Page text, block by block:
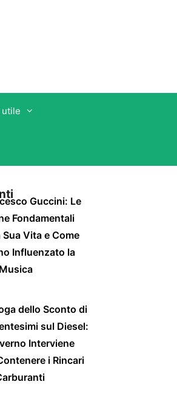
Guccini: Le
Fondamentali
Sua Vita e Come
Influenzato la
dello Sconto di
sul Diesel:
Interviene
i Rincari